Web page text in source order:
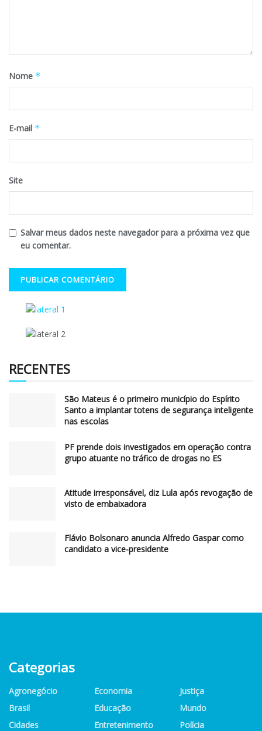
Nome *
E-mail *
Site
Salvar meus dados neste navegador para a próxima vez que
eu comentar.
RECENTES
São Mateus é o primeiro município do Espírito
Santo a implantar totens de segurança inteligente
nas escolas
PF prende dois investigados em operação contra
grupo atuante no tráfico de drogas no ES
Atitude irresponsável, diz Lula após revogação de
visto de embaixadora
Flávio Bolsonaro anuncia Alfredo Gaspar como
candidato a vice-presidente
Categorias
Agronegócio
Brasil
Cidades
Economia
Educação
Entretenimento
Justiça
Mundo
Polícia